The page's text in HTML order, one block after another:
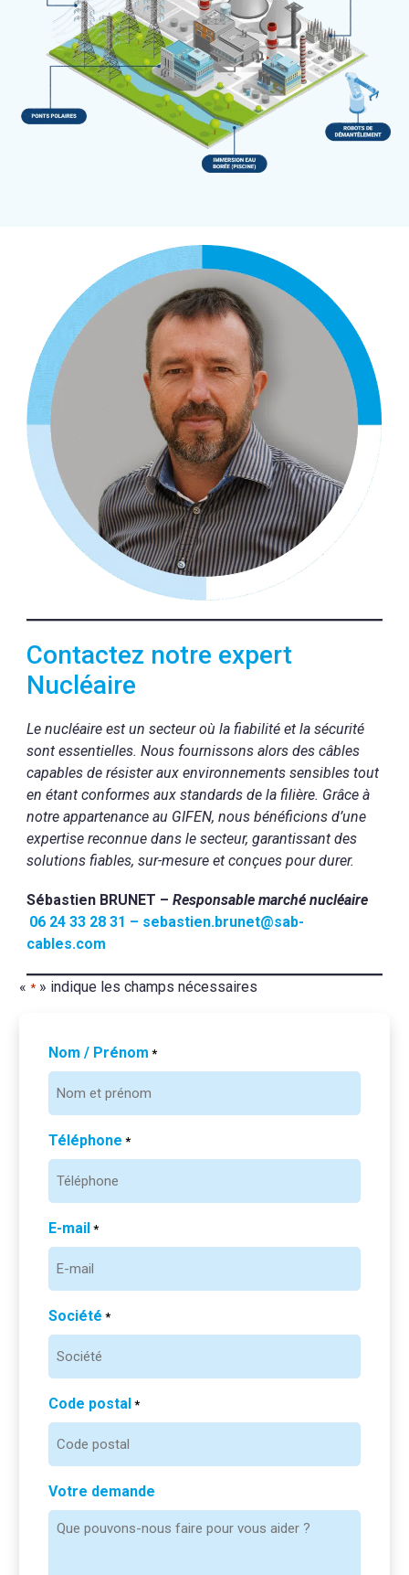
Contactez notre expert
Nucléaire
Le nucléaire est un secteur où la fiabilité et la sécurité
sont essentielles. Nous fournissons alors des câbles
capables de résister aux environnements sensibles tout
en étant conformes aux standards de la filière. Grâce à
notre appartenance au GIFEN, nous bénéficions d’une
expertise reconnue dans le secteur, garantissant des
solutions fiables, sur-mesure et conçues pour durer.
Sébastien BRUNET –Responsable marché nucléaire
06 24 33 28 31 – sebastien.brunet@sab-
cables.com
« *» indique les champs nécessaires
Nom / Prénom *
Téléphone *
E-mail *
Société *
Code postal *
Votre demande